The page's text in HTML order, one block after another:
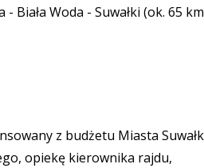
Biała Woda - Suwałki (ok. 65
z budżetu Miasta
opiekę kierownika rajdu,